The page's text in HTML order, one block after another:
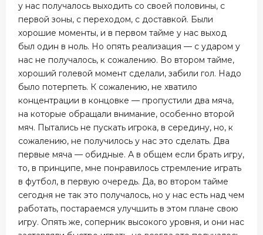
у нас получалось выходить со своей половины, с
первой зоны, с переходом, с доставкой. Были
хорошие моменты, и в первом тайме у нас выход
был один в ноль. Но опять реализация — с ударом у
нас не получалось, к сожалению. Во втором тайме,
хороший голевой момент сделали, забили гол. Надо
было потерпеть. К сожалению, не хватило
концентрации в концовке — пропустили два мяча,
на которые обращали внимание, особенно второй
мяч. Пытались не пускать игрока, в середину, но, к
сожалению, не получилось у нас это сделать. Два
первые мяча — обидные. А в общем если брать игру,
то, в принципе, мне понравилось стремление играть
в футбол, в первую очередь. Да, во втором тайме
сегодня не так это получалось, но у нас есть над чем
работать, постараемся улучшить в этом плане свою
игру. Опять же, соперник высокого уровня, и они нас